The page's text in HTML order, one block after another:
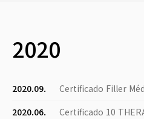
2020
2020.09.
Certificado Filler
2020.06.
Certificado 10